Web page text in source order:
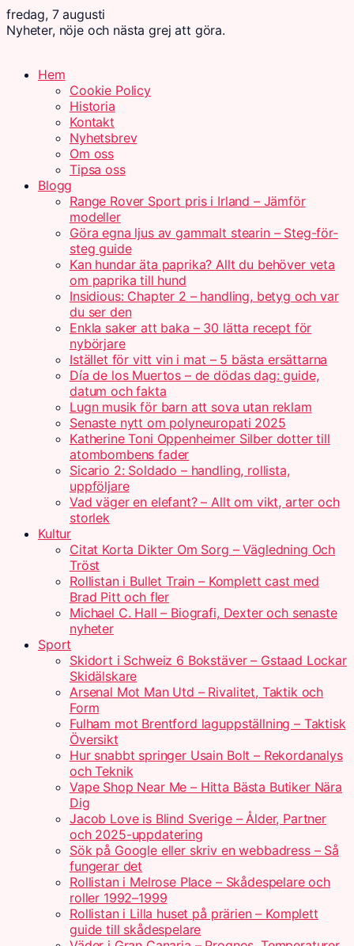
fredag, 7 augusti
Nyheter, nöje och nästa grej att göra.
Hem
Cookie Policy
Historia
Kontakt
Nyhetsbrev
Om oss
Tipsa oss
Blogg
Range Rover Sport pris i Irland – Jämför
modeller
Göra egna ljus av gammalt stearin – Steg-för-
steg guide
Kan hundar äta paprika? Allt du behöver veta
om paprika till hund
Insidious: Chapter 2 – handling, betyg och var
du ser den
Enkla saker att baka – 30 lätta recept för
nybörjare
Istället för vitt vin i mat – 5 bästa ersättarna
Día de los Muertos – de dödas dag: guide,
datum och fakta
Lugn musik för barn att sova utan reklam
Senaste nytt om polyneuropati 2025
Katherine Toni Oppenheimer Silber dotter till
atombombens fader
Sicario 2: Soldado – handling, rollista,
uppföljare
Vad väger en elefant? – Allt om vikt, arter och
storlek
Kultur
Citat Korta Dikter Om Sorg – Vägledning Och
Tröst
Rollistan i Bullet Train – Komplett cast med
Brad Pitt och fler
Michael C. Hall – Biografi, Dexter och senaste
nyheter
Sport
Skidort i Schweiz 6 Bokstäver – Gstaad Lockar
Skidälskare
Arsenal Mot Man Utd – Rivalitet, Taktik och
Form
Fulham mot Brentford laguppställning – Taktisk
Översikt
Hur snabbt springer Usain Bolt – Rekordanalys
och Teknik
Vape Shop Near Me – Hitta Bästa Butiker Nära
Dig
Jacob Love is Blind Sverige – Ålder, Partner
och 2025-uppdatering
Sök på Google eller skriv en webbadress – Så
fungerar det
Rollistan i Melrose Place – Skådespelare och
roller 1992–1999
Rollistan i Lilla huset på prärien – Komplett
guide till skådespelare